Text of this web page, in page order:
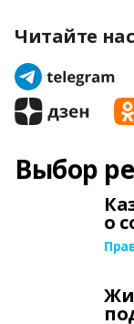
Читайте нас
Выбор
о